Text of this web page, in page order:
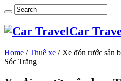
Car
Home / Thuê xe / Xe đón rước sân
Sóc Trăng